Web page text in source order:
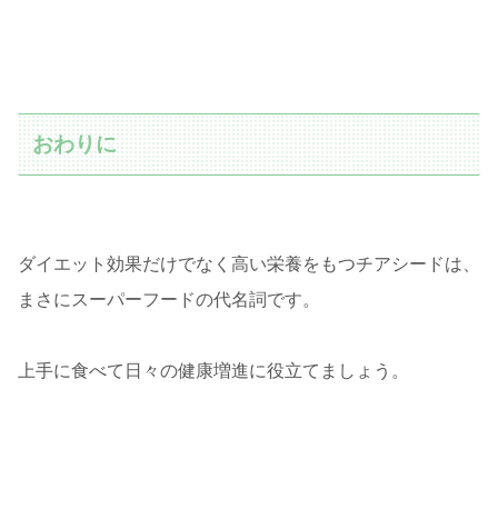
おわりに
ダイエット効果だけでなく高い栄養をもつチアシードは、
まさにスーパーフードの代名詞です。
上手に食べて日々の健康増進に役立てましょう。